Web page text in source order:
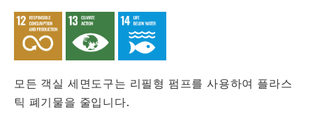
모든 객실 세면도구는 리필형 펌프를 사용하여 플라스
틱 폐기물을 줄입니다.